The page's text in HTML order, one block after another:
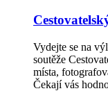
Vydejte se na
soutěže
místa,
Čekají vás